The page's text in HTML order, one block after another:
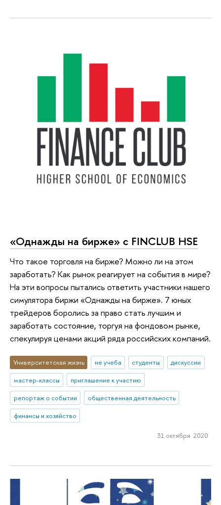
«Однажды на бирже» с FINCLUB HSE
Что такое торговля на бирже? Можно ли на этом
заработать? Как рынок реагирует на события в мире?
На эти вопросы пытались ответить участники нашего
симулятора биржи «Однажды на бирже». 7 юных
трейдеров боролись за право стать лучшим и
заработать состояние, торгуя на фондовом рынке,
спекулируя ценами акций ряда российских компаний.
Университетская жизнь не учеба студенты
дискуссии
мастер-классы
приглашение к участию
репортаж о событии
общественная деятельность
финансы и хозяйство
31 октября 2020